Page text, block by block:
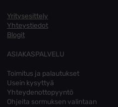
Yritysesittely
Yhteystiedot
Blogit
ASIAKASPALVELU
Toimitus ja palautukset
Usein kysyttyä
Yhteydenottopyyntö
Ohjeita sormuksen valintaan